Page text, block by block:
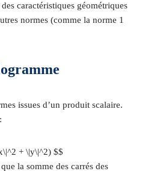
des caractéristiques géométriques
normes (comme la norme 1
issues d’un produit scalaire.
+ \|y\|^2) $$
la somme des carrés des